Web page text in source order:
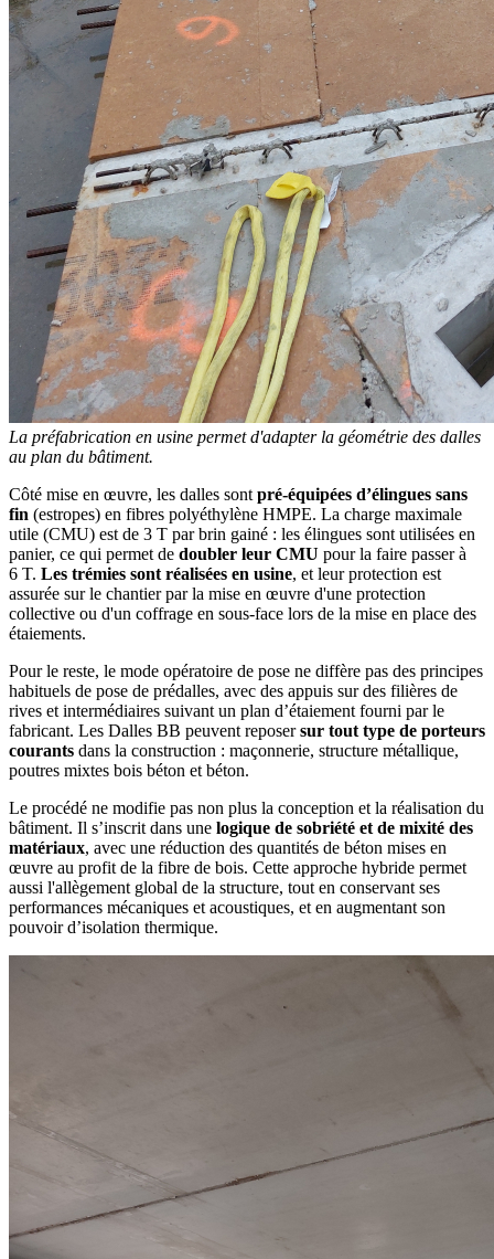
La préfabrication en usine permet d'adapter la géométrie des dalles
au plan du bâtiment.
Côté mise en œuvre, les dalles sont pré-équipées d’élingues sans
fin (estropes) en fibres polyéthylène HMPE. La charge maximale
utile (CMU) est de 3 T par brin gainé : les élingues sont utilisées en
panier, ce qui permet de doubler leur CMU pour la faire passer à
6 T. Les trémies sont réalisées en usine, et leur protection est
assurée sur le chantier par la mise en œuvre d'une protection
collective ou d'un coffrage en sous-face lors de la mise en place des
étaiements.
Pour le reste, le mode opératoire de pose ne diffère pas des principes
habituels de pose de prédalles, avec des appuis sur des filières de
rives et intermédiaires suivant un plan d’étaiement fourni par le
fabricant. Les Dalles BB peuvent reposersur tout type de porteurs
courants dans la construction : maçonnerie, structure métallique,
poutres mixtes bois béton et béton.
Le procédé ne modifie pas non plus la conception et la réalisation du
bâtiment. Il s’inscrit dans une logique de sobriété et de mixité des
matériaux, avec une réduction des quantités de béton mises en
œuvre au profit de la fibre de bois. Cette approche hybride permet
aussi l'allègement global de la structure, tout en conservant ses
performances mécaniques et acoustiques, et en augmentant son
pouvoir d’isolation thermique.